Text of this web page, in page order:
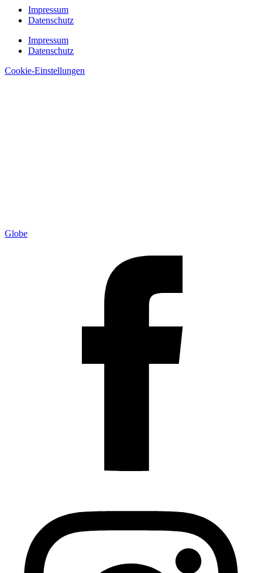
Impressum
Datenschutz
Impressum
Datenschutz
Cookie-Einstellungen
Globe